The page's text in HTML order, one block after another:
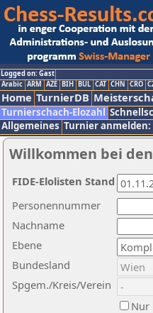
Logged on: Gast
Arabic ARM AZE BIH BUL CAT CHN CRO
Home TurnierDB
Turnierschach-Elozahl
Allgemeines Turnier anmelden:
Willkommen bei
Nachname
Ebene
Personennummer
Bundesland
Spgem./Kreis/Verein
Nur
FIDE-Elolisten Stand